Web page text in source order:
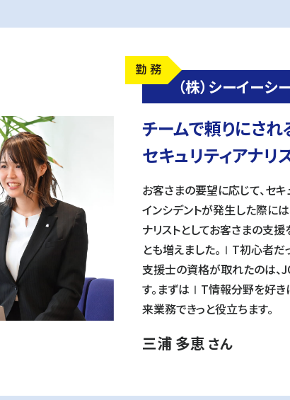
（株）シーイーシ
チームで頼りにされ
セキュリティアナリ
お客さまの要望に応じて、セキ
インシデントが発生した際に
ナリストとしてお客さまの支
とも増えました。ⅠT初心者
支援士の資格が取れたのは、
す。まずはⅠT情報分野を好き
来業務できっと役立ちます。
三浦 多恵 さん